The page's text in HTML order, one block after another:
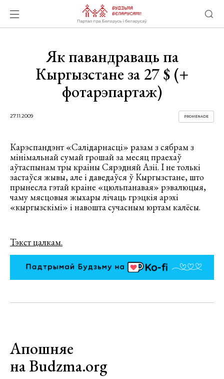
Як павандраваць па
Кыргызстане за 27 $ (+
фотарэпартаж)
27.11.2009 PROMENADE
Карэспандэнт «Салідарнасці» разам з сябрам з
мінімальнай сумай грошай за месяц праехаў
аўтаспынам тры краіны Сярэдняй Азіі. І не толькі
застаўся жывы, але і даведаўся ў Кыргызстане, што
прынесла гэтай краіне «цюльпанавая» рэвалюцыя,
чаму мясцовыя жыхары лічаць грэцкія арэхі
«кыргызскімі» і навошта сучасным юртам калёсы.
Тэкст цалкам.
Апошняе
на Budzma.org